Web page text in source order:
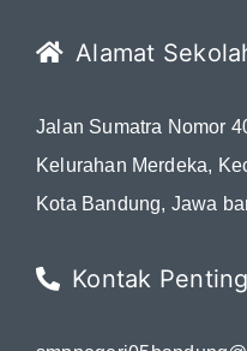
Alamat
Jalan Sumatra Nomor
Kelurahan Merdeka,
Kota Bandung, Jawa
Kontak Penting